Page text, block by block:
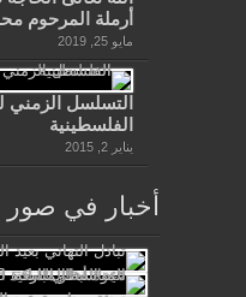
أرملة المرحوم
مايو 25, 2019
التسلسل الزمني
الفلسطينية
يناير 2, 2015
أخبار في صور